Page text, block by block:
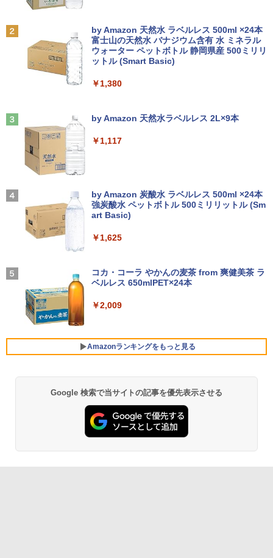
【マラソンP5倍/10%オフクーポン】中古
ノートパソコン HP ProBook 450 G7 第
Bluetooth HDMI カメラ Wi-Fi 15.6イン
￥33,800
メモリ:8GB/M.2 NVMe:128GB/256GB/5
12GB/1TB/Wi-fi/Bluetooth/13.3型/FHD/
カメラ/USB-C/中古/ノートパソコン/タブ
Gen2 Type-20XJ フルHD / Windows11/
高性能 AMD Ryzen 5-5650u/ 16GB/ 爆
コン 中古パソコン 中古PC】税込送料無
料 あす楽対応 当日発送
￥34,990
【中古】【極軽極薄】東芝 dynabook G
83 13.3型FHD(1920x1080)液晶 第11世
代Core i5/ 8GB / SSD256GB / Webカメ
ラ内蔵 / USB Type-C / HDMI / 無線LAN
Mouse Computer MPro-S230【第11世
代Core i5 11400/メモリ16GB(DDR4)/SS
D256GB/Win11Pro/HDMI/DP/MousePr
o】【中古/送料無料】※沖縄・離島を除
【正規永久版Office付き】NiPoGi ミニp
3.2/HDMI 2.0×2 高速2.4G/5GWi-Fi BT4.
2 省電力 小型パソコン
【ポイント10倍】美品 HP 400 G6 SF 9
世代 Core i5 9500 メモリ8GB 16GB 32
き デスクトップパソコン 中古パソコン P
C Windows11 pro Win11 3画面 PC 800
￥35,860
【中古】富士通 ESPRIMO D588 整備済
み品 第9世代 Intel Core i3-9100 / Core i
5-9500 デスクトップPC メモリ8GB M.2
SSD256GB DVD Office2021 Windows1
1Pro DVI-D DisplayPort パソコン単体
4XA B1100FKA-BP0402RA 対応 1366x7
68 HD IPS LED LCD ディスプレイ タッ
チスクリーン タッチ機能付き液晶パネル
修理交換用液晶タッチパネル ベゼル付き
￥13,800
ー フリッカーレス FullHD ブルーライト
￥13,480
ター 15.6インチ フルHD 4K 144Hz タッ
チパネル バッテリー内蔵 無線接続 12モ
I 軽量 薄型 リモートワーク ディスプレイ
持ち運び ポータブルモニター
5
Dell Technologies P2422H プロフェッ
ショナルシリーズ 23.8インチワイドモニ
タ / 1920×1080 / HDMI、VGA、Display
Port / ブラック（スタンド一部:シルバ
ー）中古モニター 送料無料 3か月保証付
き0830-1
￥14,800
￥2,310
]
￥25,300
リラックマ・日めくり（2027年1月始ま
￥3,960
Anker Soundcore P31i ブラック
￥5,990
ラック
￥14,990
レスイヤホン bluetooth イヤホン V12 小型
軽量 ブルートゥースHi-Fi 最大36時間再生 ぶ
るーとゅーす コードレス ENCノイズキャン
付き 防水 タッチ式音量調整 スポーツ/通勤/通
￥1,964
Xiaomi シャオミ REDMI Buds 8 Lite ワイヤ
￥2,980
BRUCE WAYNE feat. Flo Milli, ATL Jacob
[Explicit]
￥250
￥250
￥250
by Amazon 天然水 ラベルレス 500ml ×24本
富士山の天然水 バナジウム含有 水 ミネラル
ウォーター ペットボトル 静岡県産 500ミリリ
ットル (Smart Basic)
￥1,380
by Amazon 天然水ラベルレス 2L×9本
￥1,117
by Amazon 炭酸水 ラベルレス 500ml ×24本
強炭酸水 ペットボトル 500ミリリットル (Sm
art Basic)
￥1,625
コカ・コーラ やかんの麦茶 from 爽健美茶 ラ
ベルレス 650mlPET×24本
￥2,009
Amazonランキングをもっと見る
薬屋のひとりごと 17巻 (デジタル版ビッグガ
ンガンコミックス)
￥770
Google 検索で当サイトの記事を優先表示させる